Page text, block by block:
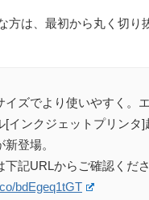
方は、最初から丸く切り
イズでより使いやすく。
[インクジェットプリンタ
登場。
下記URLからご確認くださ
bdEgeq1tGT